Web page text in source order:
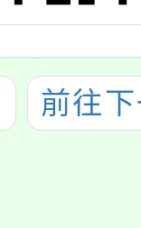
前往